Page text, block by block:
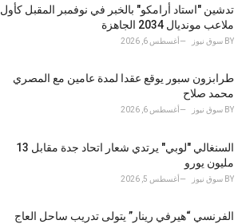
o
r
i
:
تدشين "استاد أرامكو" بالخبر في نوفمبر المقبل كأول
ملاعب مونديال 2034 الجاهزة
BY سوق نيوز أغسطس 6, 2026
طرابزون سبور يوقع عقدا لمدة عامين مع المصري
محمد صلاح
BY سوق نيوز أغسطس 6, 2026
السنغالي "لوبي" يرتدي شعار اتحاد جدة مقابل 13
مليون يورو
BY سوق نيوز أغسطس 5, 2026
الفرنسي “هيرفي رينار” يتولى تدريب ساحل العاج